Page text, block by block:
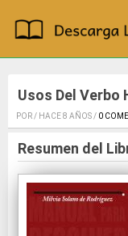
Usos Del Verbo
POR / HACE 8 AÑOS / 0
Resumen del